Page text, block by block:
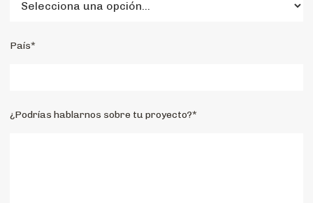
País*
¿Podrías hablarnos sobre tu proyecto?*